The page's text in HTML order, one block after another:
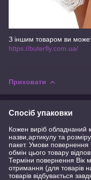
З іншим товаром ви
https://buterfly.com.ua/
Приховати
Спосіб упаковки
Кожен виріб обладнаний
назви,артикулу та
пакет. Умови
обмін цього товару
Терміни повернення Вік
отримання (для товарів
товарів відбувається